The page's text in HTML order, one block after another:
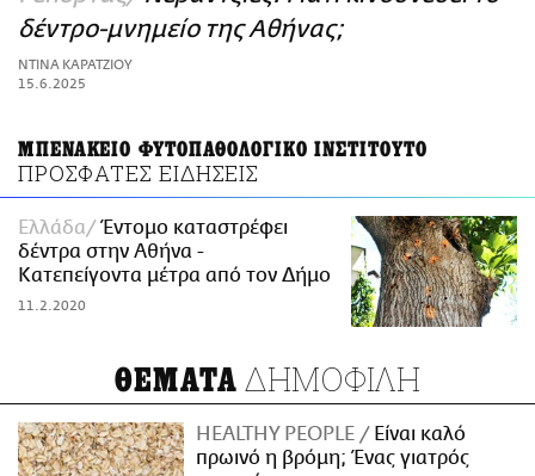
ΑΜΠΑ
PRINT
δέντρο-μνημείο της Αθήνας;
ΝΤΙΝΑ ΚΑΡΑΤΖΙΟΥ
15.6.2025
ΜΠΕΝΑΚΕΙΟ ΦΥΤΟΠΑΘΟΛΟΓΙΚΟ ΙΝΣΤΙΤΟΥΤΟ
ΠΡΟΣΦΑΤΕΣ ΕΙΔΗΣΕΙΣ
Ελλάδα
Έντομο καταστρέφει
δέντρα στην Αθήνα -
Κατεπείγοντα μέτρα από τον Δήμο
11.2.2020
ΘΕΜΑΤΑ ΔΗΜΟΦΙΛΗ
HEALTHY PEOPLE
Είναι καλό
πρωινό η βρόμη; Ένας γιατρός